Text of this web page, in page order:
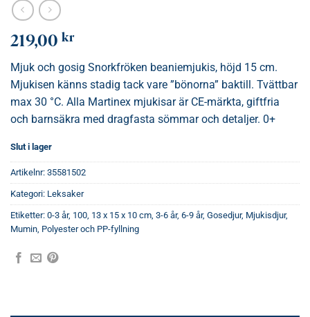
219,00 kr
Mjuk och gosig Snorkfröken beaniemjukis, höjd 15 cm.
Mjukisen känns stadig tack vare ”bönorna” baktill. Tvättbar
max 30 °C. Alla Martinex mjukisar är CE-märkta, giftfria
och barnsäkra med dragfasta sömmar och detaljer. 0+
Slut i lager
Artikelnr: 35581502
Kategori: Leksaker
Etiketter: 0-3 år, 100, 13 x 15 x 10 cm, 3-6 år, 6-9 år, Gosedjur, Mjukisdjur,
Mumin, Polyester och PP-fyllning